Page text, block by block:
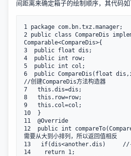
间距离来确定箱子的绘制顺序，其代码如
1 package com.bn.txz.manager;
2 public class CompareDis
Comparable<CompareDis>{
3  public float dis;
4  public int row;
5  public int col;
6  public CompareDis(float
//创建CompareDis方法构造器
7   this.dis=dis;
8   this.row=row;
9   this.col=col;
10  }
11  @Override
12  public int
需要从大到小排列，所以返回值相反
13   if(dis<another.dis)     //-1
14    return 1;